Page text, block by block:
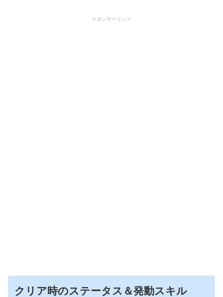
スポンサーリンク
クリア時のステータス＆発動スキル